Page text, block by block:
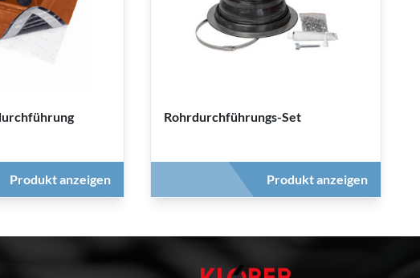
Produkt anzeigen
Rohrdurchführungs-Set
Produkt anzeigen